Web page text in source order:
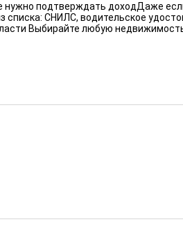
нужно подтверждать доходДаже
СНИЛС, водительское
Выбирайте любую